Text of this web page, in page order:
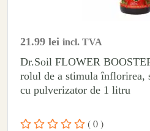
21.99 lei incl. TVA
Dr.Soil FLOWER
rolul de a stimula înflorirea,
cu pulverizator de 1 litru
( 0 )